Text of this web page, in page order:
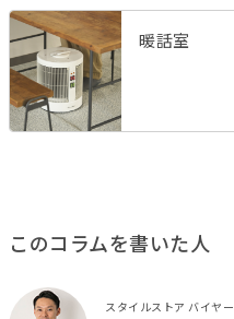
暖話室
このコラムを書いた人
スタイルストア バイヤー